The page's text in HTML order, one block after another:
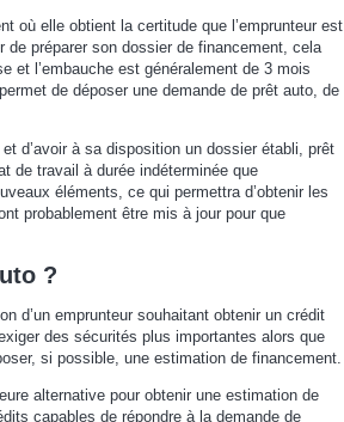
où elle obtient la certitude que l’emprunteur est
préparer son dossier de financement, cela
et l’embauche est généralement de 3 mois
de déposer une demande de prêt auto, de
d’avoir à sa disposition un dossier établi, prêt
de travail à durée indéterminée que
éléments, ce qui permettra d’obtenir les
probablement être mis à jour pour que
?
d’un emprunteur souhaitant obtenir un crédit
des sécurités plus importantes alors que
si possible, une estimation de financement.
alternative pour obtenir une estimation de
capables de répondre à la demande de